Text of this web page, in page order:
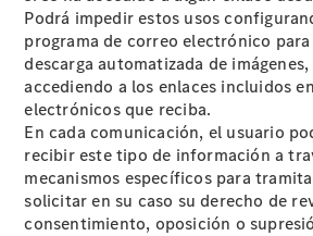
Mercedes-
AMG
Presente y
futuro de
AMG
Un hombre.
Un motor
Información
básica
Protección
Podrá impedir estos usos
programa de correo electrónico
descarga automatizada de
accediendo a los enlaces incluidos
electrónicos que reciba.
En cada comunicación, el usuario
recibir este tipo de información a
mecanismos específicos para
solicitar en su caso su derecho de
consentimiento, oposición o